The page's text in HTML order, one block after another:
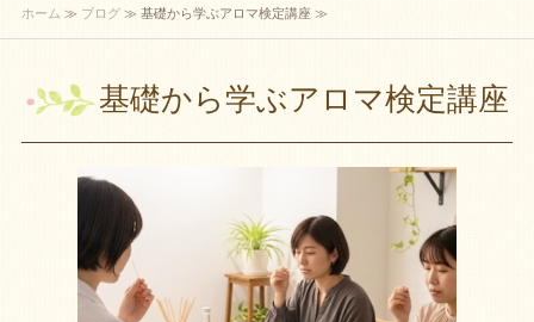
ホーム ≫ ブログ≫ 基礎から学ぶアロマ検定講座 ≫
基礎から学ぶアロマ検定講座